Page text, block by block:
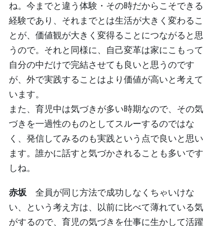
ね。今までと違う体験・その時だからこそできる
経験であり、それまでとは生活が大きく変わるこ
とが、価値観が大きく変得ることにつながると思
うので。それと同様に、自己変革は家にこもって
自分の中だけで完結させても良いと思うのです
が、外で実践することはより価値が高いと考えて
います。
また、育児中は気づきが多い時期なので、その気
づきを一過性のものとしてスルーするのではな
く、発信してみるのも実践という点で良いと思い
ます。誰かに話すと気づかされることも多いです
しね。
赤坂全員が同じ方法で成功しなくちゃいけな
い、という考え方は、以前に比べて薄れている気
がするので、育児の気づきを仕事に生かして活躍